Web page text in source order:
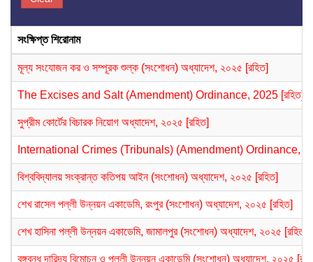
সংক্ষিপ্ত শিরোনাম
মূল্য সংযোজন কর ও সম্পূরক শুল্ক (সংশোধন) অধ্যাদেশ, ২০২৫ [রহিত]
The Excises and Salt (Amendment) Ordinance, 2025 [রহিত]
সুপ্রীম কোর্টের বিচারক নিয়োগ অধ্যাদেশ, ২০২৫ [রহিত]
International Crimes (Tribunals) (Amendment) Ordinance,
বিশ্ববিদ্যালয় সংক্রান্ত কতিপয় আইন (সংশোধন) অধ্যাদেশ, ২০২৫ [রহিত]
শেখ রাসেল পল্লী উন্নয়ন একাডেমি, রংপুর (সংশোধন) অধ্যাদেশ, ২০২৫ [রহিত]
শেখ হাসিনা পল্লী উন্নয়ন একাডেমি, জামালপুর (সংশোধন) অধ্যাদেশ, ২০২৫ [রহিত]
বঙ্গবন্ধু দারিদ্র্য বিমোচন ও পল্লী উন্নয়ন একাডেমি (সংশোধন) অধ্যাদেশ, ২০২৫